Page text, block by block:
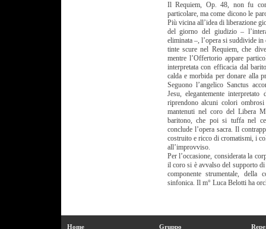
Il Requiem, Op. 48, non fu
particolare, ma come dicono le
Più vicina all’idea di liberazione
del giorno del giudizio –
eliminata –, l’opera si suddivide
tinte scure nel Requiem, che
mentre l’Offertorio appare
interpretata con efficacia dal
calda e morbida per donare alla
Seguono l’angelico Sanctus
Jesu, elegantemente
riprendono alcuni colori
mantenuti nel coro del Libera
baritono, che poi si tuffa nel
conclude l’opera sacra. Il
costruito e ricco di cromatismi, i
all’improvviso.
Per l’occasione, considerata la
il coro si è avvalso del supporto
componente strumentale, della
sinfonica. Il m° Luca Belotti ha
Home Gruppo